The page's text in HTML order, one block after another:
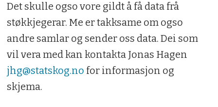
Det skulle ogso vore gildt å få data frå
støkkjegerar. Me er takksame om ogso
andre samlar og sender oss data. Dei som
vil vera med kan kontakta Jonas Hagen
jhg@statskog.no for informasjon og
skjema.